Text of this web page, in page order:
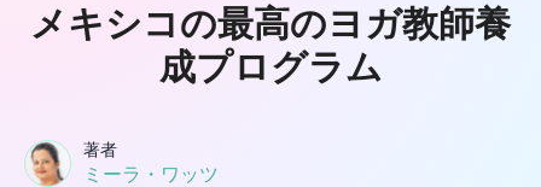
メキシコの最高のヨガ教師養
成プログラム
著者
ミーラ・ワッツ